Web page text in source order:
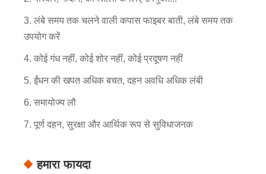
3. लंबे समय तक चलने वाली कपास फाइबर बाती, लंबे समय तक
उपयोग करें
4. कोई गंध नहीं, कोई शोर नहीं, कोई प्रदूषण नहीं
5. ईंधन की खपत अधिक बचत, दहन अवधि अधिक लंबी
6. समायोज्य लौ
7. पूर्ण दहन, सुरक्षा और आर्थिक रूप से सुविधाजनक
हमारा फायदा